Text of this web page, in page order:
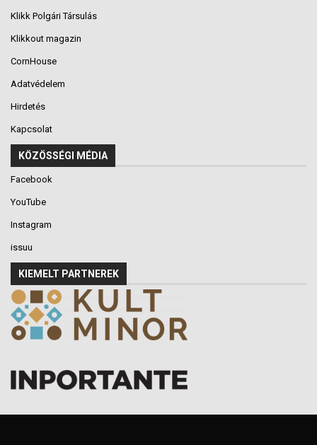
Klikk Polgári Társulás
Klikkout magazin
CornHouse
Adatvédelem
Hirdetés
Kapcsolat
KÖZÖSSÉGI MÉDIA
Facebook
YouTube
Instagram
issuu
KIEMELT PARTNEREK